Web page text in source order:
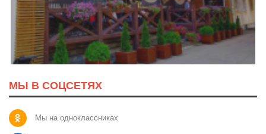
МЫ В СОЦСЕТЯХ
Мы на одноклассниках